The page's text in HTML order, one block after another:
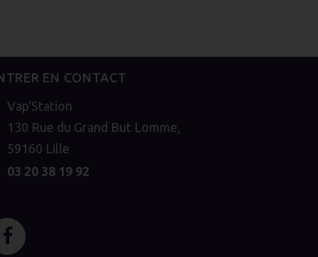
EN CONTACT
Vap'Station
130 Rue du Grand But Lomme,
59160 Lille
03 20 38 19 92